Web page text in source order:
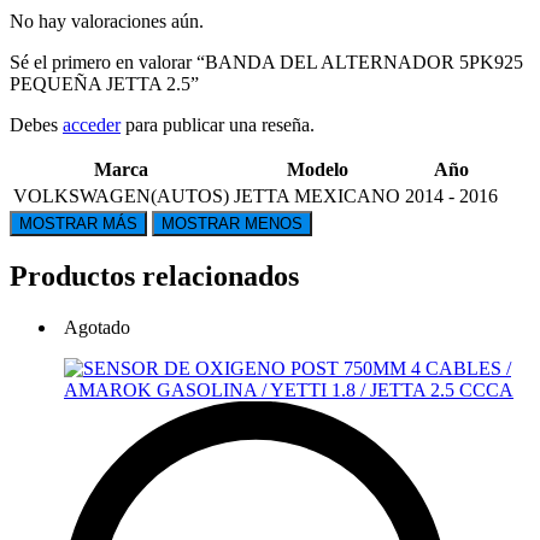
No hay valoraciones aún.
Sé el primero en valorar “BANDA DEL ALTERNADOR 5PK925
PEQUEÑA JETTA 2.5”
Debes accederpara publicar una reseña.
Marca Modelo
Año
VOLKSWAGEN(AUTOS) JETTA MEXICANO 2014 - 2016
Productos relacionados
Agotado